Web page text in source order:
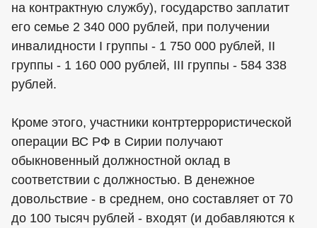
на контрактную службу), государство заплатит
его семье 2 340 000 рублей, при получении
инвалидности I группы - 1 750 000 рублей, II
группы - 1 160 000 рублей, III группы - 584 338
рублей.
Кроме этого, участники контртеррористической
операции ВС РФ в Сирии получают
обыкновенный должностной оклад в
соответствии с должностью. В денежное
довольствие - в среднем, оно составляет от 70
до 100 тысяч рублей - входят (и добавляются к